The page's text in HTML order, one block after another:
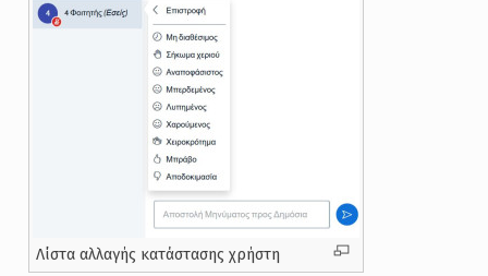
Λίστα αλλαγής κατάστασης χρήστη